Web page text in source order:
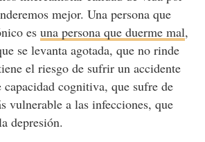
mejor. Una persona que
es una persona que duerme mal,
se levanta agotada, que no rinde
el riesgo de sufrir un accidente
cognitiva, que sufre de
vulnerable a las infecciones, que
depresión.